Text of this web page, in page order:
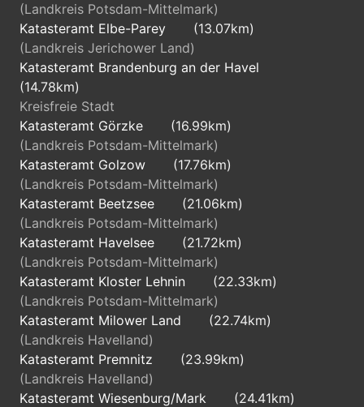
(Landkreis Potsdam-Mittelmark)
Katasteramt Elbe-Parey
(13.07km)
(Landkreis Jerichower Land)
Katasteramt Brandenburg an der Havel
(14.78km)
Kreisfreie Stadt
Katasteramt Görzke
(16.99km)
(Landkreis Potsdam-Mittelmark)
Katasteramt Golzow
(17.76km)
(Landkreis Potsdam-Mittelmark)
Katasteramt Beetzsee
(21.06km)
(Landkreis Potsdam-Mittelmark)
Katasteramt Havelsee
(21.72km)
(Landkreis Potsdam-Mittelmark)
Katasteramt Kloster Lehnin
(22.33km)
(Landkreis Potsdam-Mittelmark)
Katasteramt Milower Land
(22.74km)
(Landkreis Havelland)
Katasteramt Premnitz
(23.99km)
(Landkreis Havelland)
Katasteramt Wiesenburg/Mark
(24.41km)